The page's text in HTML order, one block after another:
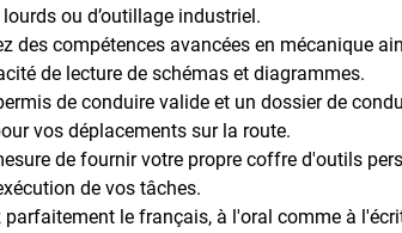
ou d’outillage industriel.
des compétences avancées en mécanique
de lecture de schémas et diagrammes.
de conduire valide et un dossier de
vos déplacements sur la route.
de fournir votre propre coffre d'outils
de vos tâches.
le français, à l'oral comme à